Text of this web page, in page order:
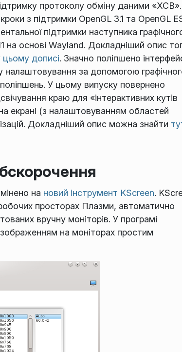
протоколу обміну даними
з підтримки OpenGL 3.1 та OpenGL
підтримки наступника
на основі Wayland. Докладніший опис
цьому дописі. Значно поліпшено
налаштовування за допомогою
поліпшень. У цьому випуску повернено
краю для «інтерактивних кутів
екрані (з налаштовуванням областей
Докладніший опис можна знайти
на новий інструмент KScreen.
просторах Плазми, автоматично
вручну моніторів. У програмі
на моніторах простим